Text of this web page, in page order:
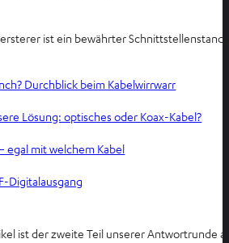
ersterer ist ein bewährter
Durchblick beim Kabelwirrwarr
Lösung: optisches oder Koax-Kabel?
egal mit welchem Kabel
Digitalausgang
ist der zweite Teil unserer Antwortrunde